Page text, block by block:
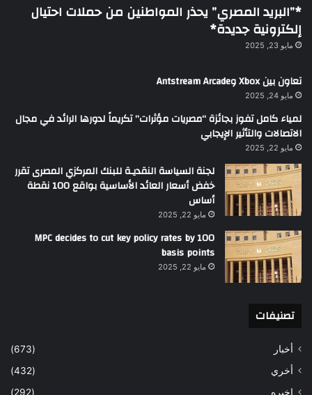
*”البريد المصري” يحذر المواطنين من حملات احتيال
إلكترونية جديدة*
مايو 23, 2025
تعاون بين Xbox وAntstream Arcade
مايو 24, 2025
لمياء كامل تفوز بجائزة “مصريات مؤثرات” تكريماً لدورها الرائد في مجال
الاتصالات والتأثير الإيجابي
مايو 22, 2025
لجنة السياسة النقديـة للبنك المركزي المصرى تقرر
خفض أسعار العائد الأساسية بواقع 100 نقطة
أساس
مايو 22, 2025
MPC decides to cut key policy rates by 100
basis points
مايو 22, 2025
تصنيفات
أخبار
(673)
أخري
(432)
اخيره
(292)